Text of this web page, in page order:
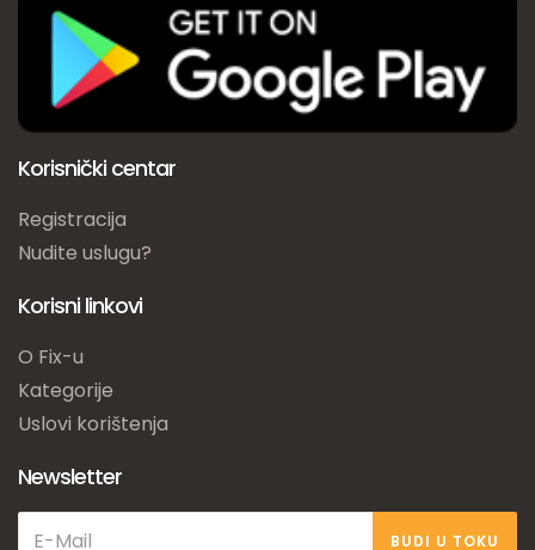
Korisnički centar
Registracija
Nudite uslugu?
Korisni linkovi
O Fix-u
Kategorije
Uslovi korištenja
Newsletter
BUDI U TOKU